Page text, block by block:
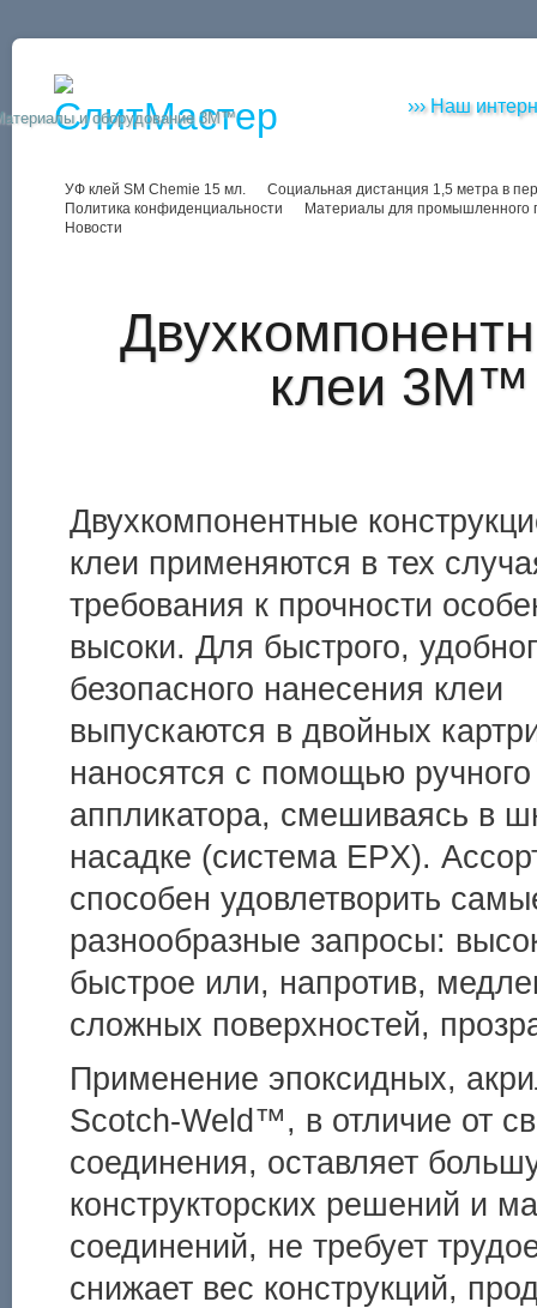
и оборудование 3M™
››› Наш
УФ клей SM Chemie 15 мл.
Социальная дистанция 1,5 метра в
Политика конфиденциальности
Материалы для промышленного
Новости
клеи
Двухкомпонентные
клеи применяются в тех
требования к прочности
высоки. Для быстрого,
безопасного нанесения клеи
выпускаются в двойных
наносятся с помощью ручного
аппликатора, смешиваясь в
насадке (система EPX).
способен удовлетворить
разнообразные запросы:
быстрое или, напротив,
сложных поверхностей,
Применение эпоксидных,
Scotch-Weld™, в отличие от
соединения, оставляет
конструкторских решений и
соединений, не требует
снижает вес конструкций,